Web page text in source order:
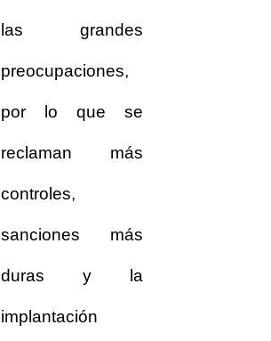
las grandes
preocupaciones,
por lo que se
reclaman más
controles,
sanciones más
duras y la
implantación